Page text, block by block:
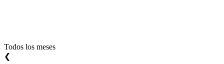
Todos los meses
❮